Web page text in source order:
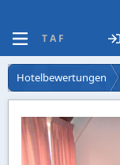
T A F
Hotelbewertungen